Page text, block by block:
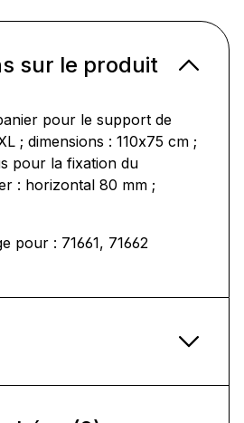
sur le produit
pour le support de
; dimensions : 110x75 cm ;
pour la fixation du
: horizontal 80 mm ;
pour : 71661, 71662